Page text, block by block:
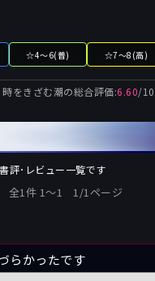
☆4～6(普) ☆7～8(高)
時をきざむ潮の総合評価:6.60/10
評･レビュー一覧です
全1件 1〜1 1/1ページ
らかったです